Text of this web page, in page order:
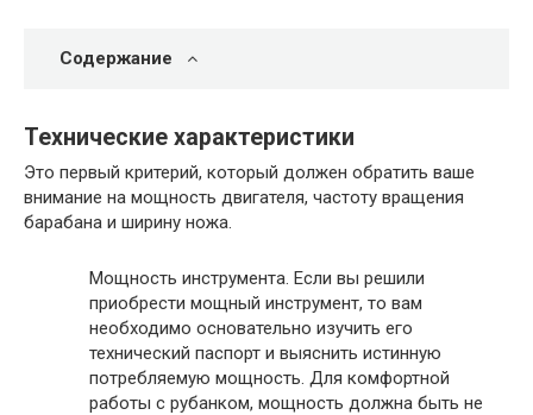
Содержание
Технические характеристики
Это первый критерий, который должен обратить ваше
внимание на мощность двигателя, частоту вращения
барабана и ширину ножа.
Мощность инструмента. Если вы решили
приобрести мощный инструмент, то вам
необходимо основательно изучить его
технический паспорт и выяснить истинную
потребляемую мощность. Для комфортной
работы с рубанком, мощность должна быть не